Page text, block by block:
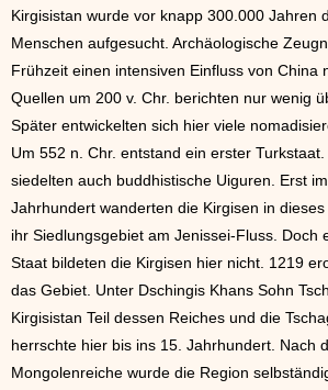
Kirgisistan wurde vor knapp 300.000 Jahren
Menschen aufgesucht. Archäologische
Frühzeit einen intensiven Einfluss von China
Quellen um 200 v. Chr. berichten nur wenig
Später entwickelten sich hier viele
Um 552 n. Chr. entstand ein erster
siedelten auch buddhistische Uiguren. Erst
Jahrhundert wanderten die Kirgisen in
ihr Siedlungsgebiet am Jenissei-Fluss. Doch
Staat bildeten die Kirgisen hier nicht. 1219
das Gebiet. Unter Dschingis Khans Sohn
Kirgisistan Teil dessen Reiches und die
herrschte hier bis ins 15. Jahrhundert. Nach
Mongolenreiche wurde die Region